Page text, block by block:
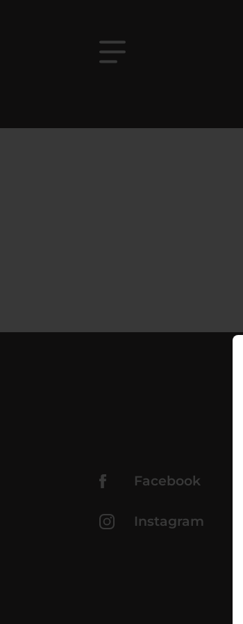
Facebook
Instagram